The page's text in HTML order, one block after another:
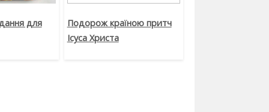
для
Подорож країною притч
Ісуса Христа